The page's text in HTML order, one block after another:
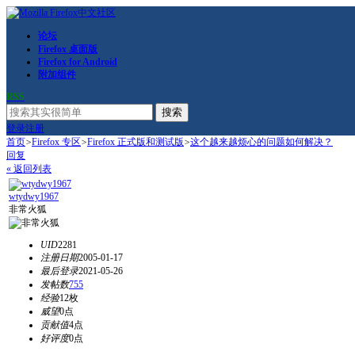
论坛
Firefox 桌面版
Firefox for Android
附加组件
RSS
搜索
登录注册
首页>Firefox 专区>Firefox 正式版和测试版>这个越来越烦心的问题如何解决？
回复
« 返回列表
wtydwy1967
非常火狐
UID2281
注册日期2005-01-17
最后登录2021-05-26
发帖数755
经验12枚
威望0点
贡献值4点
好评度0点